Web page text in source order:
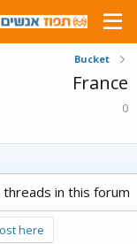
Bucket
France
0
in this forum.
here.